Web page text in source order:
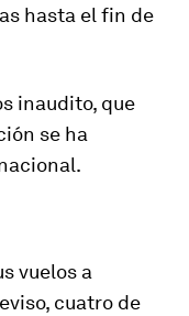
hasta el fin de
inaudito, que
se ha
vuelos a
cuatro de